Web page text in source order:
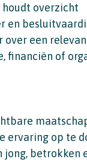
houdt overzicht
en
over een
financiën of
ervaring op te
jong,